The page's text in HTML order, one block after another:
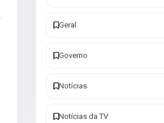
Geral
Governo
Notícias
Notícias da TV